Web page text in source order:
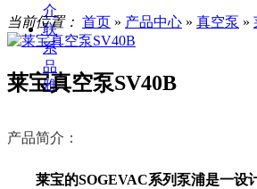
介
联
系
品
雅
当前位置： 首页 » 产品中心 » 真空泵 »
莱宝真空泵SV40B
产品简介：
莱宝的SOGEVAC系列泵浦是一设